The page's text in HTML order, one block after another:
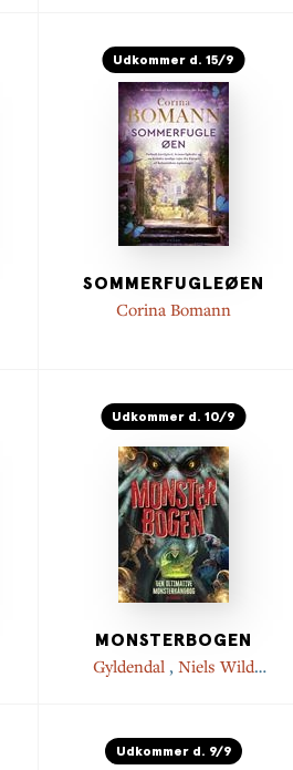
Udkommer d. 15/9
SOMMERFUGLEØEN
Corina Bomann
Udkommer d. 10/9
MONSTERBOGEN
Gyldendal , Niels Wild
Udkommer d. 9/9